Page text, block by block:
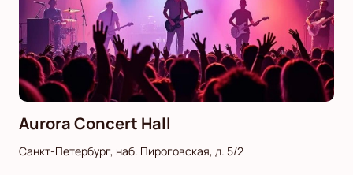
Aurora Concert Hall
Санкт-Петербург, наб. Пироговская, д. 5/2